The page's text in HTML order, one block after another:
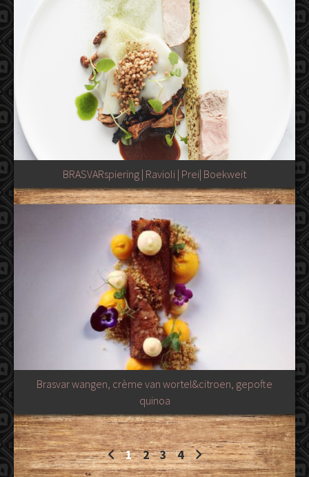
BRASVARspiering | Ravioli | Prei| Boekweit
Brasvar wangen, crème van wortel&citroen, gepofte
quinoa
1 2 3 4